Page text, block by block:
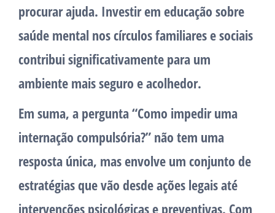
procurar ajuda. Investir em educação sobre
saúde mental nos círculos familiares e sociais
contribui significativamente para um
ambiente mais seguro e acolhedor.
Em suma, a pergunta “Como impedir uma
internação compulsória?” não tem uma
resposta única, mas envolve um conjunto de
estratégias que vão desde ações legais até
intervenções psicológicas e preventivas. Com